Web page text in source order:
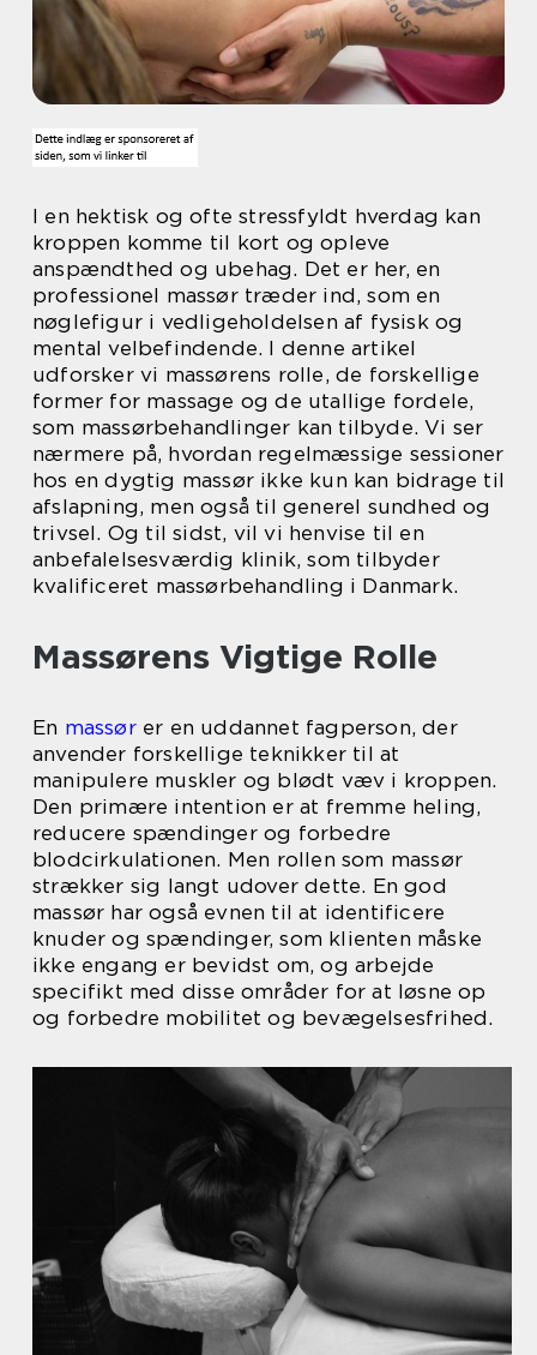
I en hektisk og ofte stressfyldt hverdag kan
kroppen komme til kort og opleve
anspændthed og ubehag. Det er her, en
professionel massør træder ind, som en
nøglefigur i vedligeholdelsen af fysisk og
mental velbefindende. I denne artikel
udforsker vi massørens rolle, de forskellige
former for massage og de utallige fordele,
som massørbehandlinger kan tilbyde. Vi ser
nærmere på, hvordan regelmæssige sessioner
hos en dygtig massør ikke kun kan bidrage til
afslapning, men også til generel sundhed og
trivsel. Og til sidst, vil vi henvise til en
anbefalelsesværdig klinik, som tilbyder
kvalificeret massørbehandling i Danmark.
Massørens Vigtige Rolle
En massører en uddannet fagperson, der
anvender forskellige teknikker til at
manipulere muskler og blødt væv i kroppen.
Den primære intention er at fremme heling,
reducere spændinger og forbedre
blodcirkulationen. Men rollen som massør
strækker sig langt udover dette. En god
massør har også evnen til at identificere
knuder og spændinger, som klienten måske
ikke engang er bevidst om, og arbejde
specifikt med disse områder for at løsne op
og forbedre mobilitet og bevægelsesfrihed.